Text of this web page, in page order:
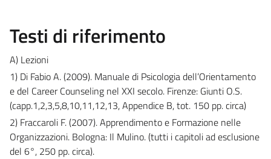
Testi di riferimento
A) Lezioni
1) Di Fabio A. (2009). Manuale di Psicologia dell’Orientamento
e del Career Counseling nel XXI secolo. Firenze: Giunti O.S.
(capp.1,2,3,5,8,10,11,12,13, Appendice B, tot. 150 pp. circa)
2) Fraccaroli F. (2007). Apprendimento e Formazione nelle
Organizzazioni. Bologna: Il Mulino. (tutti i capitoli ad esclusione
del 6°, 250 pp. circa).